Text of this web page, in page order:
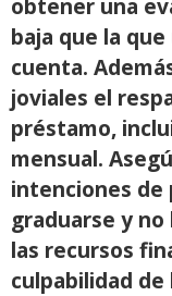
baja que la
cuenta.
joviales el
préstamo,
mensual.
intenciones de
graduarse y
las recursos
culpabilidad